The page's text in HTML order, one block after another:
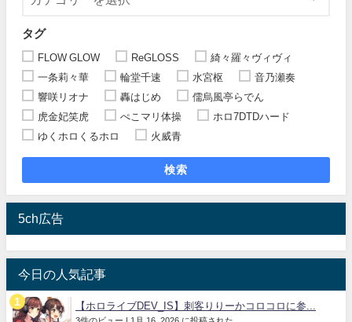
タグ
FLOW GLOW ReGLOSS
綺々羅々ヴィヴィ
一条莉々華
輪堂千速 水宮枢
音乃瀬奏
響咲リオナ
轟はじめ
儒烏風亭らでん
虎金妃笑虎
ぺこマリ体操
ホロ7DTDハード
ゆくホロくるホロ
火威青
検索
5ch広告
今日の人気記事
【ホロライブDEV_IS】刺客りりーかコロコロに参...